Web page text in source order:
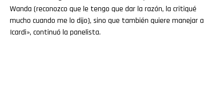
Wanda (reconozco que le tengo que dar la razón, la critiqué
mucho cuando me lo dijo), sino que también quiere manejar a
Icardi», continuó la panelista.